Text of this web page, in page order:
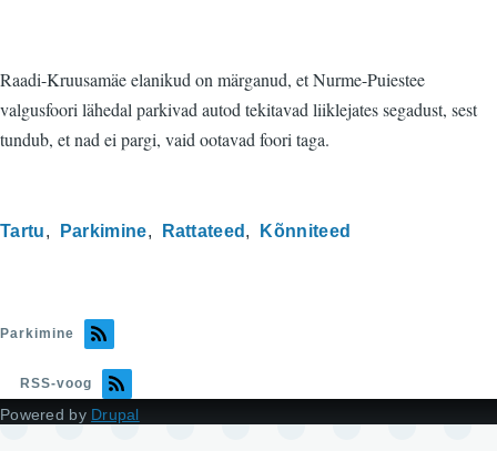
Raadi-Kruusamäe elanikud on märganud, et Nurme-Puiestee
valgusfoori lähedal parkivad autod tekitavad liiklejates segadust, sest
tundub, et nad ei pargi, vaid ootavad foori taga.
Tartu Parkimine Rattateed Kõnniteed
Parkimine
RSS-voog
Powered by Drupal